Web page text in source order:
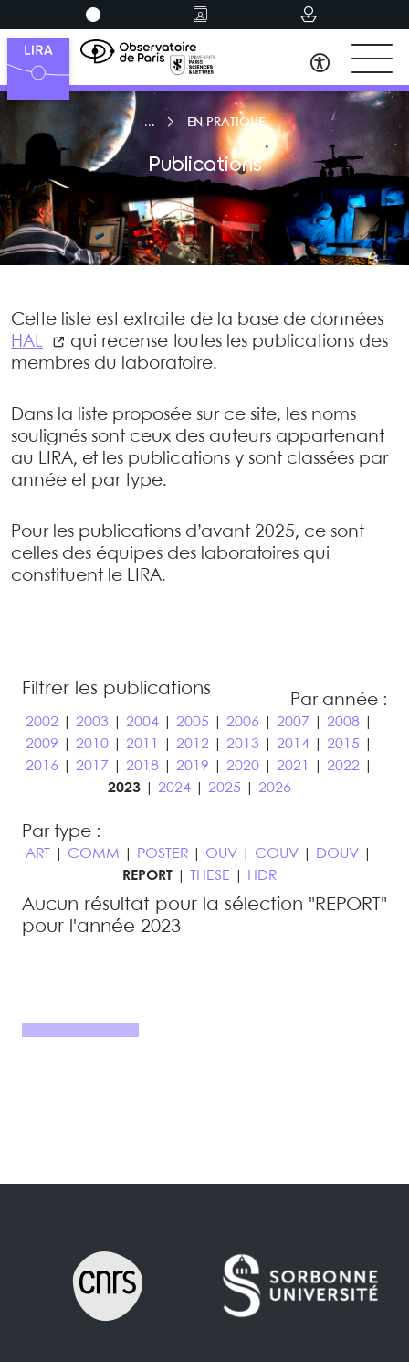
EN PRATIQUE
Publications
Cette liste est extraite de la base de données
HAL
qui recense toutes les publications des
membres du laboratoire.
Dans la liste proposée sur ce site, les noms
soulignés sont ceux des auteurs appartenant
au LIRA, et les publications y sont classées par
année et par type.
Pour les publications d’avant 2025, ce sont
celles des équipes des laboratoires qui
constituent le LIRA.
Filtrer les publications
Par année :
2002| 2003| 2004| 2005| 2006 2007 2008|
2009
2010| 2011 2012| 2013| 2014| 2015|
2016
2017 2018| 2019 2020| 2021 2022|
2023| 2024| 2025| 2026
Par type :
ART COMM POSTER OUV COUV DOUV
REPORT| THESE HDR
Aucun résultat pour la sélection "REPORT"
pour l'année 2023